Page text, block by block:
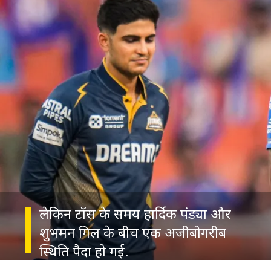
लेकिन टॉस के समय हार्दिक पंड्या और
शुभमन गिल के बीच एक अजीबोगरीब
स्थिति पैदा हो गई.